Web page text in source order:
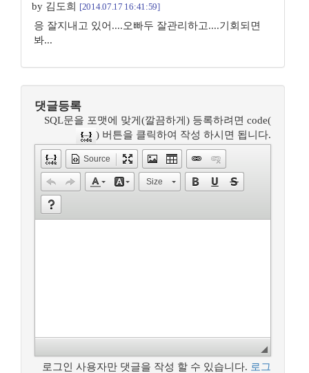
by 김도희 [2014.07.17 16:41:59]
응 잘지내고 있어....오빠두 잘관리하고....기회되면
봐...
댓글등록
SQL문을 포맷에 맞게(깔끔하게) 등록하려면 code(
) 버튼을 클릭하여 작성 하시면 됩니다.
Source
Size
로그인 사용자만 댓글을 작성 할 수 있습니다. 로그